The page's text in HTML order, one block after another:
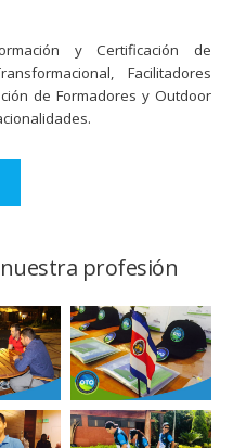
y Certificación de
Facilitadores
de Formadores y Outdoor
profesión